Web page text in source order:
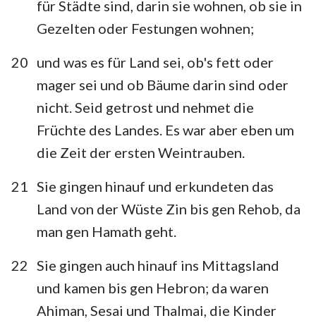
8
9 10 11 12 13
14
15
16 17 18 19 20
21
für Städte sind, darin sie wohnen, ob sie in
Gezelten oder Festungen wohnen;
20 und was es für Land sei, ob's fett oder
mager sei und ob Bäume darin sind oder
nicht. Seid getrost und nehmet die
Früchte des Landes. Es war aber eben um
die Zeit der ersten Weintrauben.
21
Sie gingen hinauf und erkundeten das
Land von der Wüste Zin bis gen Rehob, da
man gen Hamath geht.
22 Sie gingen auch hinauf ins Mittagsland
und kamen bis gen Hebron; da waren
Ahiman, Sesai und Thalmai, die Kinder